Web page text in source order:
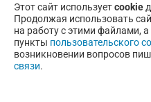
Этот сайт используетcookie
Продолжая использовать
на работу с этими файлами,
пункты пользовательского
возникновении вопросов
связи.